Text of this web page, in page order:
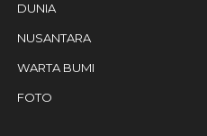
DUNIA
NUSANTARA
WARTA BUMI
FOTO